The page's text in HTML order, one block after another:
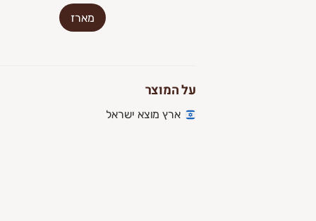
מארז
על המוצר
ארץ מוצא ישראל